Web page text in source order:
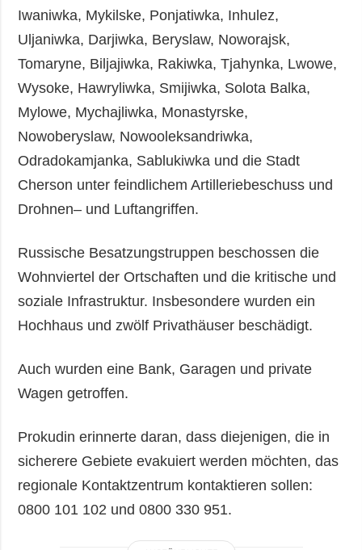
Iwaniwka, Mykilske, Ponjatiwka, Inhulez,
Uljaniwka, Darjiwka, Beryslaw, Noworajsk,
Tomaryne, Biljajiwka, Rakiwka, Tjahynka, Lwowe,
Wysoke, Hawryliwka, Smijiwka, Solota Balka,
Mylowe, Mychajliwka, Monastyrske,
Nowoberyslaw, Nowooleksandriwka,
Odradokamjanka, Sablukiwka und die Stadt
Cherson unter feindlichem Artilleriebeschuss und
Drohnen– und Luftangriffen.
Russische Besatzungstruppen beschossen die
Wohnviertel der Ortschaften und die kritische und
soziale Infrastruktur. Insbesondere wurden ein
Hochhaus und zwölf Privathäuser beschädigt.
Auch wurden eine Bank, Garagen und private
Wagen getroffen.
Prokudin erinnerte daran, dass diejenigen, die in
sicherere Gebiete evakuiert werden möchten, das
regionale Kontaktzentrum kontaktieren sollen:
0800 101 102 und 0800 330 951.